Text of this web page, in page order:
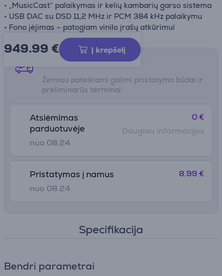
• „MusicCast“ palaikymas ir kelių kambarių garso sistema
• USB DAC su DSD 11,2 MHz ir PCM 384 kHz palaikymu
• Fono įėjimas – patogiam vinilo įrašų atkūrimui
949.99 € Į krepšelį
Pristatymo būdai
Žemiau pateikiami galimi pristatymo būdai ir
preliminarūs terminai
Atsiėmimas
parduotuvėje
nuo 08.24
0 €
Daugiau informacijos
Pristatymas į namus
nuo 08.24
8.99 €
Specifikacija
Bendri parametrai